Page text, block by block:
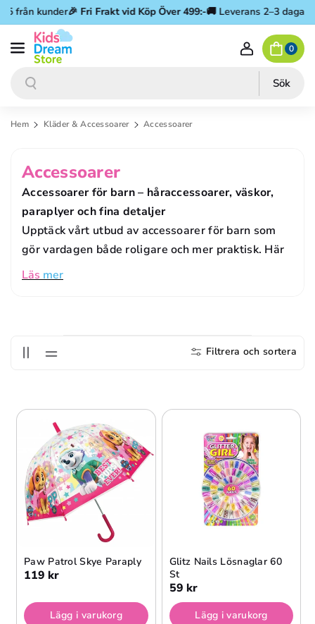
Gå vidare till innehåll
kunder🎉Fri Frakt vid Köp Över 499:-🚚 Leverans 2–3 dagar⭐
Sök Sök
0
Hem Kläder & Accessoarer Accessoarer
P
R
O
D
U
K
E
E
Accessoarer
Accessoarer för barn – håraccessoarer, väskor,
paraplyer och fina detaljer
Upptäck vårt utbud av accessoarer för barn som
gör vardagen både roligare och mer praktisk. Här
Läs mer
Filtrera och sortera
Paw Patrol Skye Paraply
119 kr
Lägg i varukorg
Glitz Nails Lösnaglar 60
St
59 kr
Lägg i varukorg